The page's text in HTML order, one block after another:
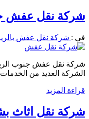
شركة نقل عفش جنوب الرياض خصم
في : شركة نقل عفش
شركة نقل عفش جنوب
الشركة العديد من
قراءة المزيد
شركة نقل اثاث